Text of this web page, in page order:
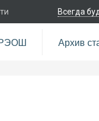
Всегда
Архив